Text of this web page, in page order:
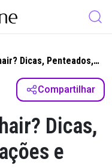
Dicas, Penteados,
Compartilhar
Dicas,
e